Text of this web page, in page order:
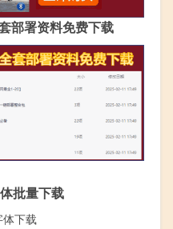
部署资料免费下载
批量下载